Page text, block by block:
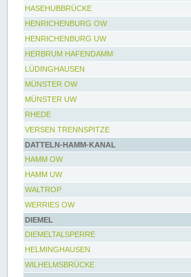
HASEHUBBRÜCKE
HENRICHENBURG OW
HENRICHENBURG UW
HERBRUM HAFENDAMM
LÜDINGHAUSEN
MÜNSTER OW
MÜNSTER UW
RHEDE
VERSEN TRENNSPITZE
DATTELN-HAMM-KANAL
HAMM OW
HAMM UW
WALTROP
WERRIES OW
DIEMEL
DIEMELTALSPERRE
HELMINGHAUSEN
WILHELMSBRÜCKE